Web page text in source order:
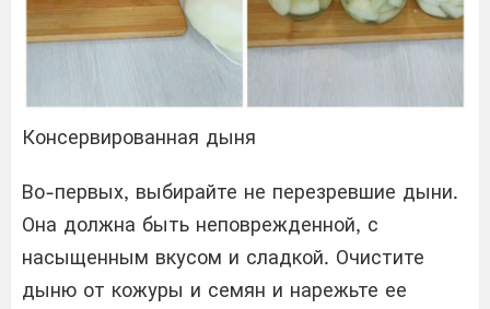
Консервированная дыня
Во-первых, выбирайте не перезревшие дыни.
Она должна быть неповрежденной, с
насыщенным вкусом и сладкой. Очистите
дыню от кожуры и семян и нарежьте ее